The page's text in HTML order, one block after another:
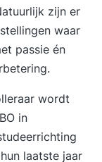
de
en
scholen,
zijn er
waar
passie én
wordt
in
laatste jaar